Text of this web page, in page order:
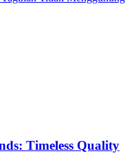
Timeless Quality